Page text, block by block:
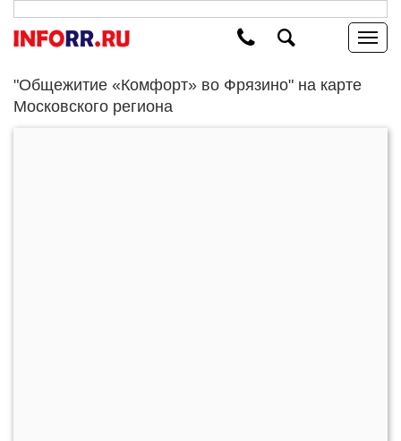
"Общежитие «Комфорт» во Фрязино" на карте
Московского региона